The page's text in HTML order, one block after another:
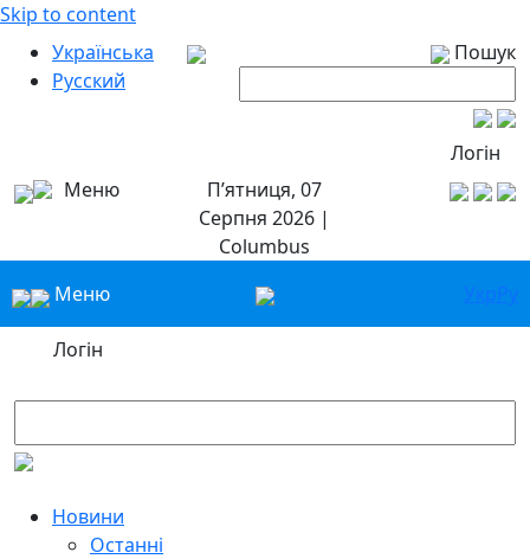
Skip to content
Українська
Русский
Пошук
Логін
Меню
П’ятниця, 07
Серпня 2026 |
Columbus
Меню
УкрРу
Логін
Новини
Останні